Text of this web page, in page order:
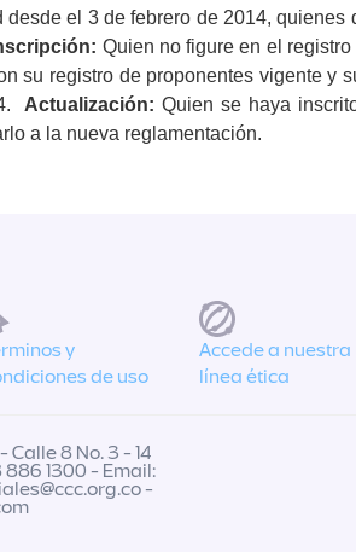
el 3 de febrero de 2014,
Quien no figure en el
su registro de proponentes vigente y
Actualización: Quien se haya
a la nueva reglamentación.
y
de uso
Accede a nuestra
línea ética
8 No. 3 - 14
1300 - Email:
-